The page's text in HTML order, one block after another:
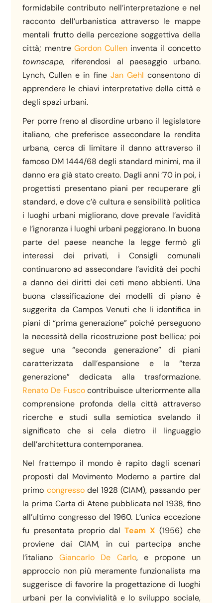
formidabile contributo nell’interpretazione e nel
racconto dell’urbanistica attraverso le mappe
mentali frutto della percezione soggettiva della
città; mentre Gordon Cullen inventa il concetto
townscape, riferendosi al paesaggio urbano.
Lynch, Cullen e in fine Jan Gehl consentono di
apprendere le chiavi interpretative della città e
degli spazi urbani.
Per porre freno al disordine urbano il legislatore
italiano, che preferisce assecondare la rendita
urbana, cerca di limitare il danno attraverso il
famoso DM 1444/68 degli standard minimi, ma il
danno era già stato creato. Dagli anni ’70 in poi, i
progettisti presentano piani per recuperare gli
standard, e dove c’è cultura e sensibilità politica
i luoghi urbani migliorano, dove prevale l’avidità
e l’ignoranza i luoghi urbani peggiorano. In buona
parte del paese neanche la legge fermò gli
interessi dei privati, i Consigli comunali
continuarono ad assecondare l’avidità dei pochi
a danno dei diritti dei ceti meno abbienti. Una
buona classificazione dei modelli di piano è
suggerita da Campos Venuti che li identifica in
piani di “prima generazione” poiché perseguono
la necessità della ricostruzione post bellica; poi
segue una “seconda generazione” di piani
caratterizzata dall’espansione e la “terza
generazione” dedicata alla trasformazione.
Renato De Fuscocontribuisce ulteriormente alla
comprensione profonda della città attraverso
ricerche e studi sulla semiotica svelando il
significato che si cela dietro il linguaggio
dell’architettura contemporanea.
Nel frattempo il mondo è rapito dagli scenari
proposti dal Movimento Moderno a partire dal
primo congressodel 1928 (CIAM), passando per
la prima Carta di Atene pubblicata nel 1938, fino
all’ultimo congresso del 1960. L’unica eccezione
fu presentata proprio dalTeam X (1956) che
proviene dai CIAM, in cui partecipa anche
l’italiano Giancarlo De Carlo, e propone un
approccio non più meramente funzionalista ma
suggerisce di favorire la progettazione di luoghi
urbani per la convivialità e lo sviluppo sociale,